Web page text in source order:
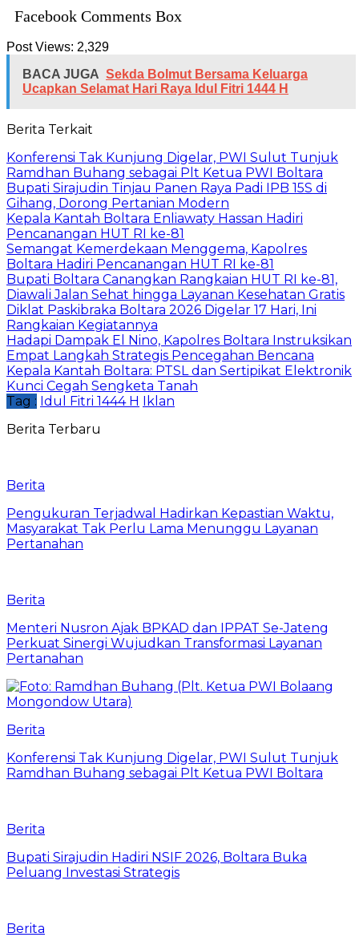
Facebook Comments Box
Post Views: 2,329
BACA JUGA Sekda Bolmut Bersama Keluarga
Ucapkan Selamat Hari Raya Idul Fitri 1444 H
Berita Terkait
‎Konferensi Tak Kunjung Digelar, PWI Sulut Tunjuk
Ramdhan Buhang sebagai Plt Ketua PWI Boltara
Bupati Sirajudin Tinjau Panen Raya Padi IPB 15S di
Gihang, Dorong Pertanian Modern
‎Kepala Kantah Boltara Enliawaty Hassan Hadiri
Pencanangan HUT RI ke-81
‎Semangat Kemerdekaan Menggema, Kapolres
Boltara Hadiri Pencanangan HUT RI ke-81
‎Bupati Boltara Canangkan Rangkaian HUT RI ke-81,
Diawali Jalan Sehat hingga Layanan Kesehatan Gratis
‎Diklat Paskibraka Boltara 2026 Digelar 17 Hari, Ini
Rangkaian Kegiatannya
‎Hadapi Dampak El Nino, Kapolres Boltara Instruksikan
Empat Langkah Strategis Pencegahan Bencana
Kepala Kantah Boltara: PTSL dan Sertipikat Elektronik
Kunci Cegah Sengketa Tanah
Tag : Idul Fitri 1444 H Iklan
Berita Terbaru
Berita
Pengukuran Terjadwal Hadirkan Kepastian Waktu,
Masyarakat Tak Perlu Lama Menunggu Layanan
Pertanahan
Berita
Menteri Nusron Ajak BPKAD dan IPPAT Se-Jateng
Perkuat Sinergi Wujudkan Transformasi Layanan
Pertanahan
Berita
‎Konferensi Tak Kunjung Digelar, PWI Sulut Tunjuk
Ramdhan Buhang sebagai Plt Ketua PWI Boltara
Berita
Bupati Sirajudin Hadiri NSIF 2026, Boltara Buka
Peluang Investasi Strategis
Berita